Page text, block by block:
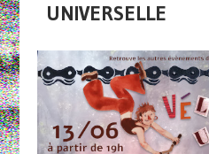
UNIVERSELLE